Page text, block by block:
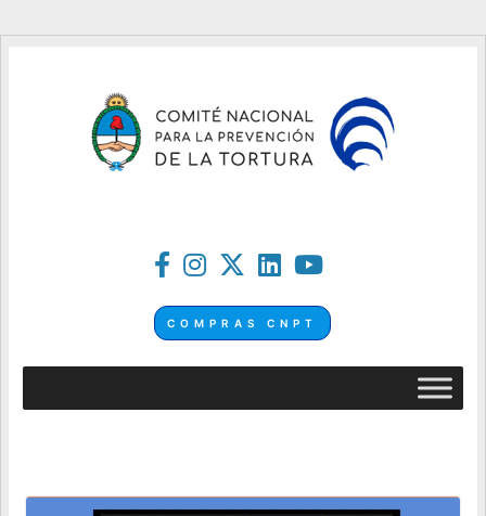
COMPRAS CNPT